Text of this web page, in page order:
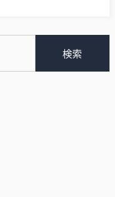
検索